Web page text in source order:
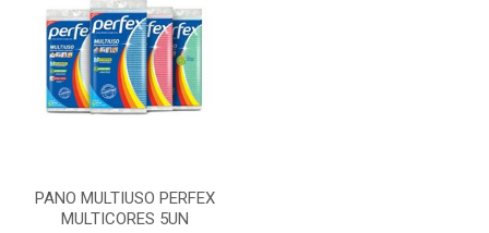
PANO MULTIUSO PERFEX
MULTICORES 5UN